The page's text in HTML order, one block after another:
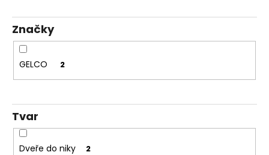
k
t
ů
Značky
GELCO 2
Tvar
Dveře do niky 2
650
Kč